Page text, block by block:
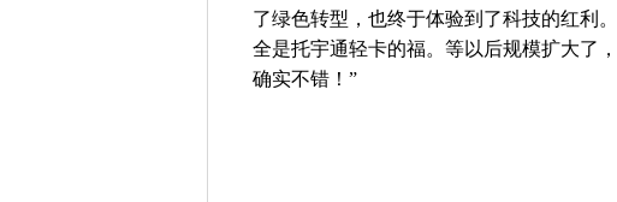
了绿色转型，也终于体验到了科技的红利
全是托宇通轻卡的福。等以后规模扩大了
确实不错！”